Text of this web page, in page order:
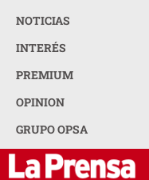
NOTICIAS
INTERÉS
PREMIUM
OPINION
GRUPO OPSA